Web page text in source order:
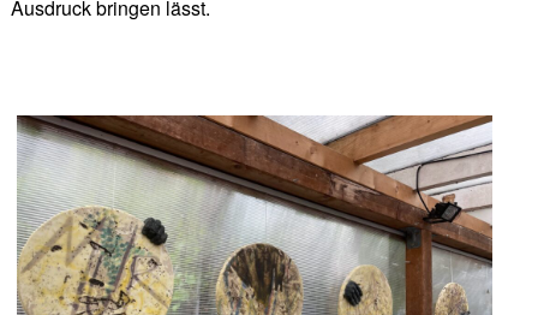
Ausdruck bringen lässt.